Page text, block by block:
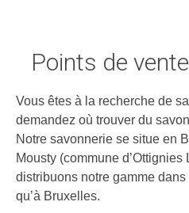
Points de vente
Vous êtes à la recherche de
demandez où trouver du
Notre savonnerie se situe en
Mousty (commune
distribuons notre gamme
qu’à Bruxelles.